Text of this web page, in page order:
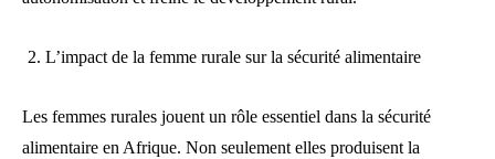
L’impact de la femme rurale sur la sécurité alimentaire
Les femmes rurales jouent un rôle essentiel dans la sécurité
alimentaire en Afrique. Non seulement elles produisent la